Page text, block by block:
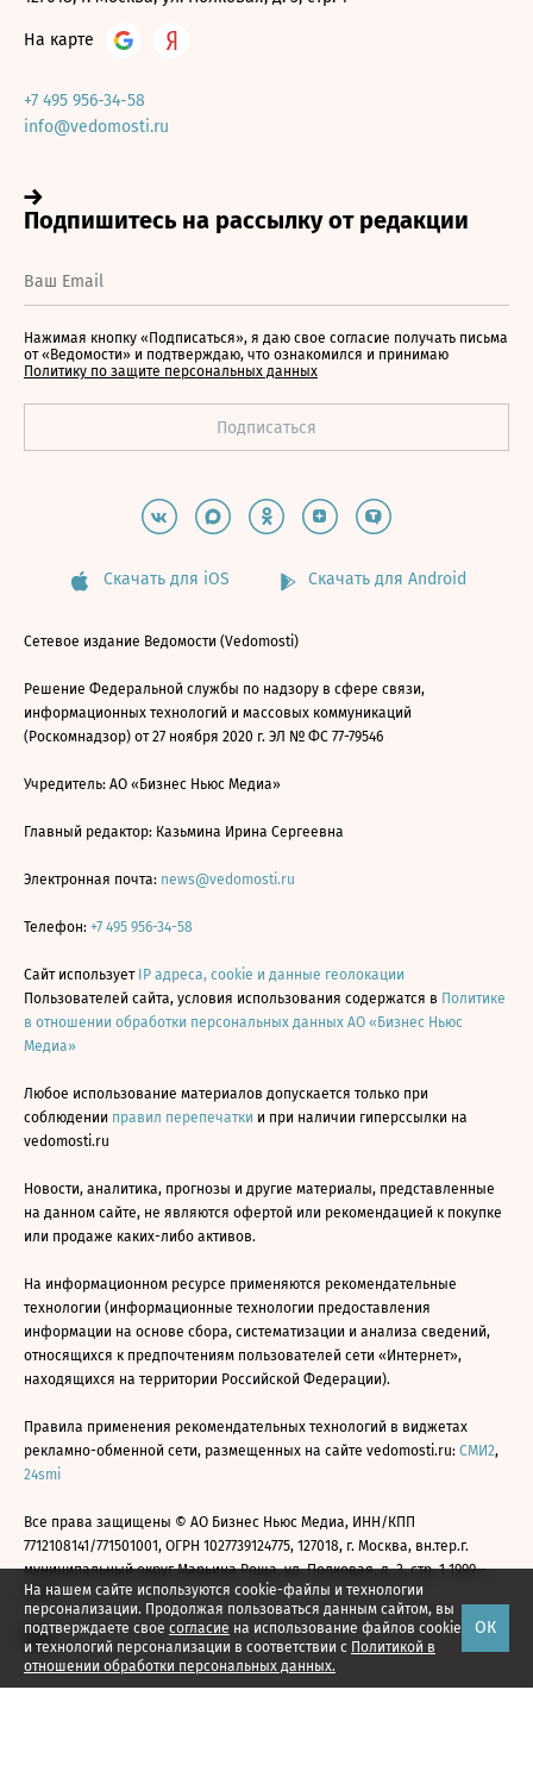
На нашем сайте используются cookie-файлы и технологии
персонализации. Продолжая пользоваться данным сайтом, вы
подтверждаете свое согласие на использование файлов cookie
и технологий персонализации в соответствии с Политикой в
отношении обработки персональных данных.
ОК
На карте
+7 495 956-34-58
info@vedomosti.ru
Нажимая кнопку «Подписаться», я даю свое согласие получать письма
от «Ведомости» и подтверждаю, что ознакомился и принимаю
Политику по защите персональных данных
Скачать для iOS Скачать для Android
Сетевое издание Ведомости (Vedomosti)
Решение Федеральной службы по надзору в сфере связи,
информационных технологий и массовых коммуникаций
(Роскомнадзор) от 27 ноября 2020 г. ЭЛ № ФС 77-79546
Учредитель: АО «Бизнес Ньюс Медиа»
Главный редактор: Казьмина Ирина Сергеевна
Электронная почта: news@vedomosti.ru
Телефон: +7 495 956-34-58
Сайт использует IP адреса, cookie и данные геолокации
Пользователей сайта, условия использования содержатся в Политике
в отношении обработки персональных данных АО «Бизнес Ньюс
Медиа»
Любое использование материалов допускается только при
соблюдении правил перепечатки и при наличии гиперссылки на
vedomosti.ru
Новости, аналитика, прогнозы и другие материалы, представленные
на данном сайте, не являются офертой или рекомендацией к покупке
или продаже каких-либо активов.
На информационном ресурсе применяются рекомендательные
технологии (информационные технологии предоставления
информации на основе сбора, систематизации и анализа сведений,
относящихся к предпочтениям пользователей сети «Интернет»,
находящихся на территории Российской Федерации).
Правила применения рекомендательных технологий в виджетах
рекламно-обменной сети, размещенных на сайте vedomosti.ru: СМИ2,
24smi
Все права защищены © АО Бизнес Ньюс Медиа, ИНН/КПП
7712108141/771501001, ОГРН 1027739124775, 127018, г. Москва, вн.тер.г.
муниципальный округ Марьина Роща, ул. Полковая, д. 3, стр. 1 1999—
2026